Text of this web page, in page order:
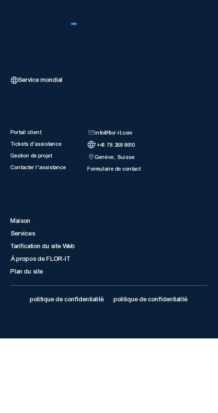
-
Service mondial
Portail client
Tickets d'assistance
Gestion de projet
Contacter l'assistance
info@flor-it.com
'+41 78 268 8610
Genève, Suisse
Formulaire de contact
Maison
Services
Tarification du site Web
À propos de FLOR-IT
Plan du site
politique de confidentialité politique de confidentialité